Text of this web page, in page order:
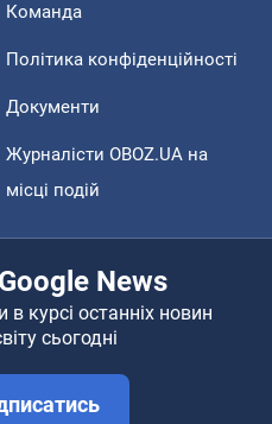
Команда
Політика конфіденційності
Документи
Журналісти OBOZ.UA на
місці подій
News
в курсі останніх новин
сьогодні